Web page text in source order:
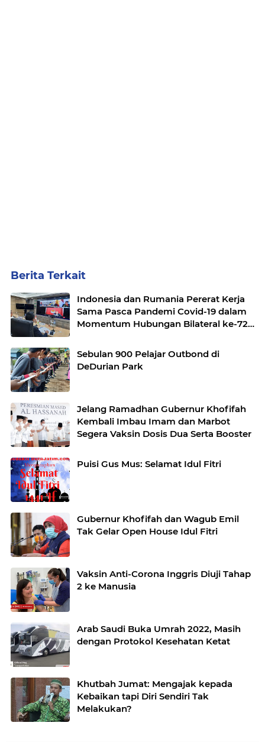
Berita Terkait
Indonesia dan Rumania Pererat Kerja
Sama Pasca Pandemi Covid-19 dalam
Momentum Hubungan Bilateral ke-72
Sebulan 900 Pelajar Outbond di
DeDurian Park
Jelang Ramadhan Gubernur Khofifah
Kembali Imbau Imam dan Marbot
Segera Vaksin Dosis Dua Serta Booster
Puisi Gus Mus: Selamat Idul Fitri
Gubernur Khofifah dan Wagub Emil
Tak Gelar Open House Idul Fitri
Vaksin Anti-Corona Inggris Diuji Tahap
2 ke Manusia
Arab Saudi Buka Umrah 2022, Masih
dengan Protokol Kesehatan Ketat
Khutbah Jumat: Mengajak kepada
Kebaikan tapi Diri Sendiri Tak
Melakukan?